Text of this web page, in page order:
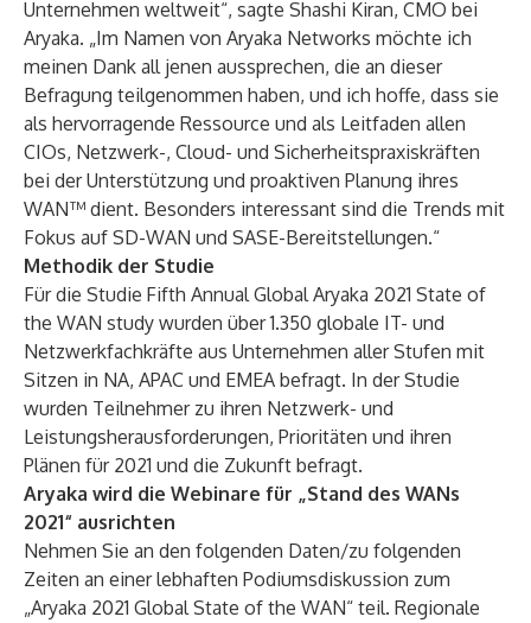
Unternehmen weltweit“, sagte Shashi Kiran, CMO bei
Aryaka. „Im Namen von Aryaka Networks möchte ich
meinen Dank all jenen aussprechen, die an dieser
Befragung teilgenommen haben, und ich hoffe, dass sie
als hervorragende Ressource und als Leitfaden allen
CIOs, Netzwerk-, Cloud- und Sicherheitspraxiskräften
bei der Unterstützung und proaktiven Planung ihres
WAN™ dient. Besonders interessant sind die Trends mit
Fokus auf SD-WAN und SASE-Bereitstellungen.“
Methodik der Studie
Für die Studie Fifth Annual Global Aryaka 2021 State of
the WAN study wurden über 1.350 globale IT- und
Netzwerkfachkräfte aus Unternehmen aller Stufen mit
Sitzen in NA, APAC und EMEA befragt. In der Studie
wurden Teilnehmer zu ihren Netzwerk- und
Leistungsherausforderungen, Prioritäten und ihren
Plänen für 2021 und die Zukunft befragt.
Aryaka wird die Webinare für „Stand des WANs
2021“ ausrichten
Nehmen Sie an den folgenden Daten/zu folgenden
Zeiten an einer lebhaften Podiumsdiskussion zum
„Aryaka 2021 Global State of the WAN“ teil. Regionale